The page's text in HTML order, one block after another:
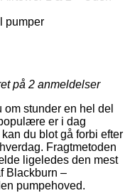
pumper
på 2 anmeldelser
stunder en hel del
er i dag
du blot gå forbi efter
Fragtmetoden
ligeledes den mest
Blackburn –
pumpehoved.